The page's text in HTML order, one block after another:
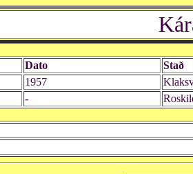
Dato
Stað
1957
-